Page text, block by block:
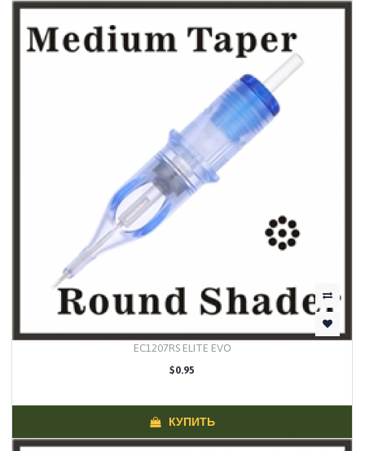
EC1207RS ELITE EVO
$0.95
КУПИТЬ